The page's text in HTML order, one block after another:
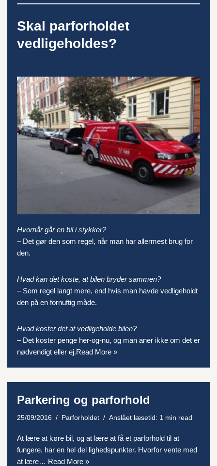
Skal parforholdet
vedligeholdes?
Hvornår går en bil i stykker?
– Det gør den som regel, når man har allermest brug for
den.
Hvad kan det koste, at bilen bryder sammen?
– Som regel langt mere, end hvis man havde vedligeholdt
den på en fornuftig måde.
Hvad koster det at vedligeholde bilen?
– Det koster penge her-og-nu, og man aner ikke om det er
nødvendigt eller ej.Read More »
Parkering og parforhold
25/09/2016 Parforholdet Anslået læsetid: 1 min read
At lære at køre bil, og at lære at få et parforhold til at
fungere, har en hel del lighedspunkter. Hvorfor vente med
at lære… Read More »